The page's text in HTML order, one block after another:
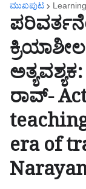
ಮುಖಪುಟ Learning
ರಾವ್-
era of